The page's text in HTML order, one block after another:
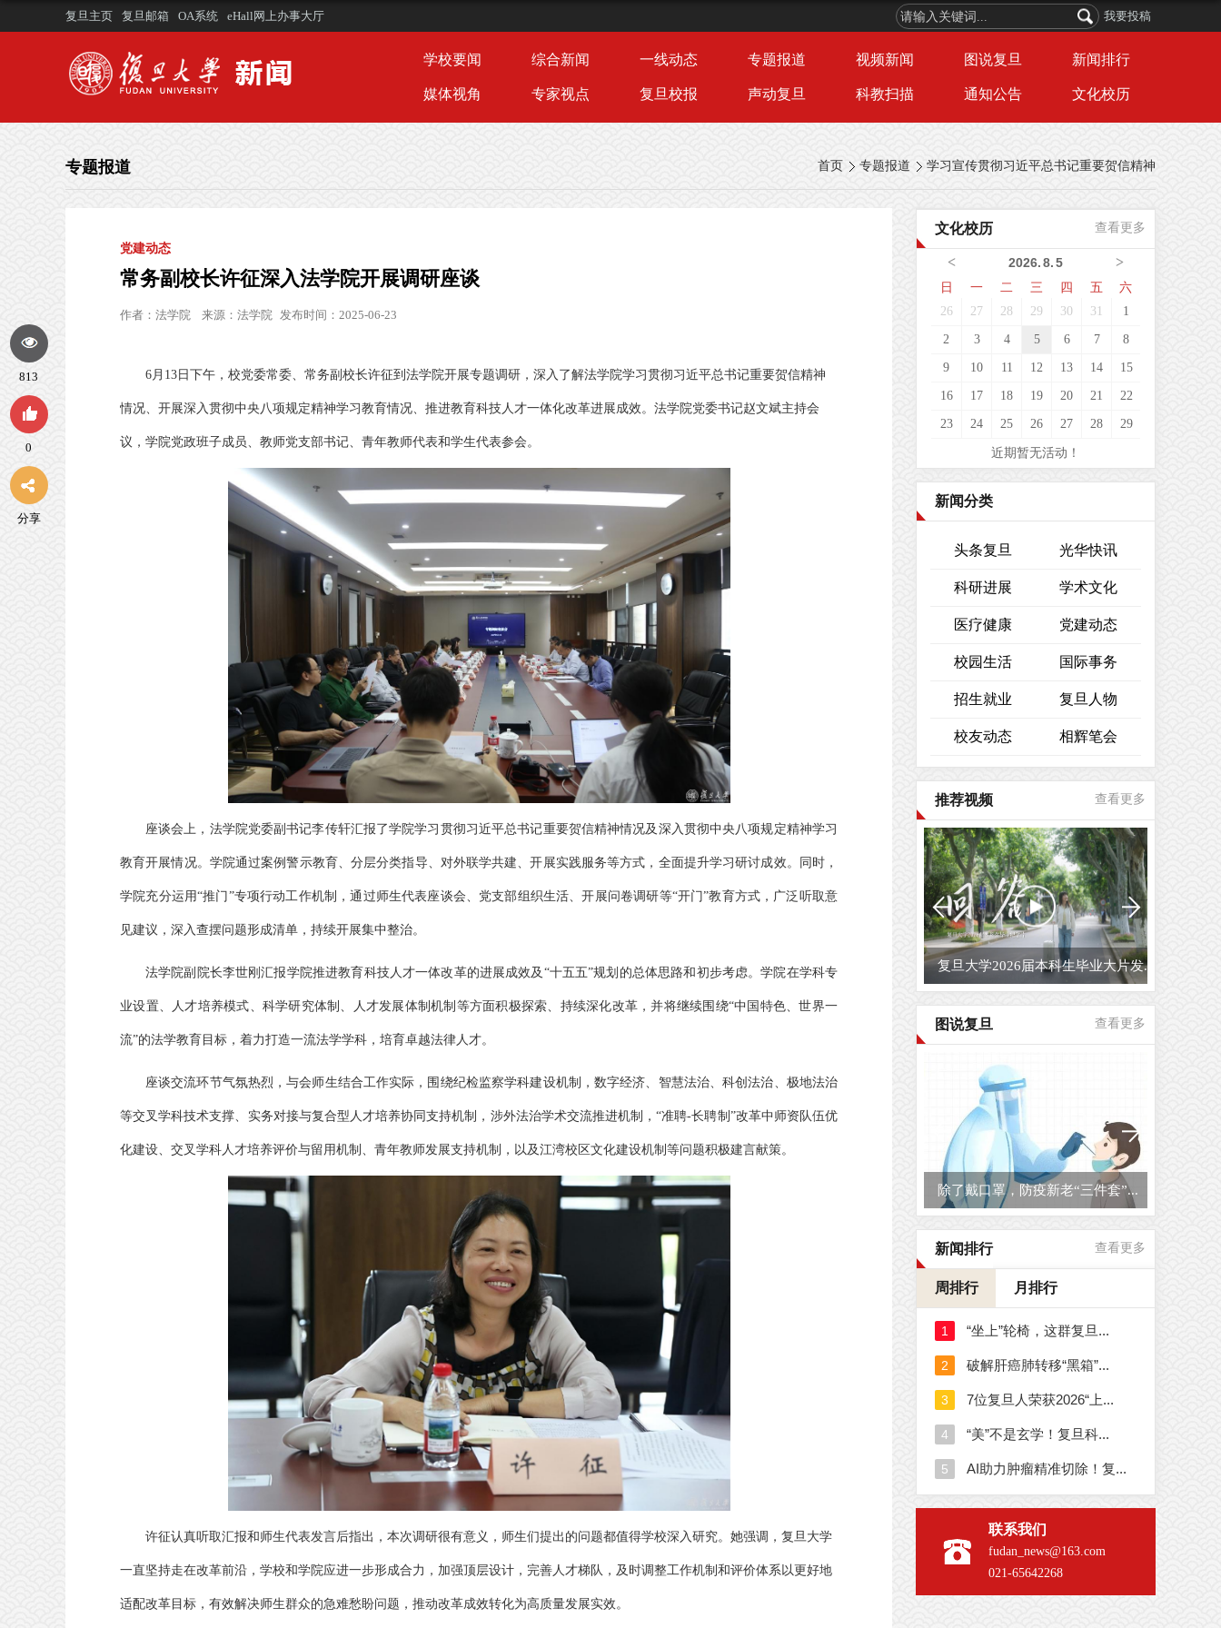
复旦主页 复旦邮箱 OA系统 eHall网上办事大厅 我要投稿
学校要闻 综合新闻 一线动态 专题报道 视频新闻 图说复旦 新闻排行
媒体视角 专家视点 复旦校报 声动复旦 科教扫描 通知公告 文化校历
首页 专题报道 学习宣传贯彻习近平总书记重要贺信精神
专题报道
党建动态
常务副校长许征深入法学院开展调研座谈
作者： 法学院 来源： 法学院 发布时间：2025-06-23
6月13日下午，校党委常委、常务副校长许征到法学院开展专题调研，深入了解法学院学习贯彻习近平总书记重要贺信精神
情况、开展深入贯彻中央八项规定精神学习教育情况、推进教育科技人才一体化改革进展成效。法学院党委书记赵文斌主持会
议，学院党政班子成员、教师党支部书记、青年教师代表和学生代表参会。
座谈会上，法学院党委副书记李传轩汇报了学院学习贯彻习近平总书记重要贺信精神情况及深入贯彻中央八项规定精神学习
教育开展情况。学院通过案例警示教育、分层分类指导、对外联学共建、开展实践服务等方式，全面提升学习研讨成效。同时，
学院充分运用“推门”专项行动工作机制，通过师生代表座谈会、党支部组织生活、开展问卷调研等“开门”教育方式，广泛听取意
见建议，深入查摆问题形成清单，持续开展集中整治。
法学院副院长李世刚汇报学院推进教育科技人才一体改革的进展成效及“十五五”规划的总体思路和初步考虑。学院在学科专
业设置、人才培养模式、科学研究体制、人才发展体制机制等方面积极探索、持续深化改革，并将继续围绕“中国特色、世界一
流”的法学教育目标，着力打造一流法学学科，培育卓越法律人才。
座谈交流环节气氛热烈，与会师生结合工作实际，围绕纪检监察学科建设机制，数字经济、智慧法治、科创法治、极地法治
等交叉学科技术支撑、实务对接与复合型人才培养协同支持机制，涉外法治学术交流推进机制，“准聘-长聘制”改革中师资队伍优
化建设、交叉学科人才培养评价与留用机制、青年教师发展支持机制，以及江湾校区文化建设机制等问题积极建言献策。
许征认真听取汇报和师生代表发言后指出，本次调研很有意义，师生们提出的问题都值得学校深入研究。她强调，复旦大学
一直坚持走在改革前沿，学校和学院应进一步形成合力，加强顶层设计，完善人才梯队，及时调整工作机制和评价体系以更好地
适配改革目标，有效解决师生群众的急难愁盼问题，推动改革成效转化为高质量发展实效。
813
0
分享
文化校历 查看更多
< >
2026.8.5
日
一 二 三 四 五 六
26 27 28 29 30 31 1
2 3 4 5 6 7 8
9 10 11 12 13 14 15
16 17 18 19 20 21 22
23 24 25 26 27 28 29
近期暂无活动！
新闻分类
头条复旦 光华快讯
科研进展 学术文化
医疗健康 党建动态
校园生活 国际事务
招生就业 复旦人物
校友动态 相辉笔会
推荐视频 查看更多
复旦大学2026届毕业生原创毕业MV...
图说复旦 查看更多
复旦大学校园开放日
新闻排行 查看更多
周排行 月排行
联系我们
fudan_news@163.com
021-65642268